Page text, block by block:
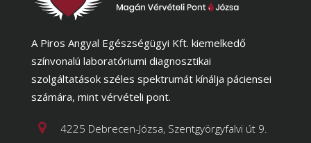
A Piros Angyal Egészségügyi Kft. kiemelkedő
színvonalú laboratóriumi diagnosztikai
szolgáltatások széles spektrumát kínálja páciensei
számára, mint vérvételi pont.
4225 Debrecen-Józsa, Szentgyörgyfalvi út 9.